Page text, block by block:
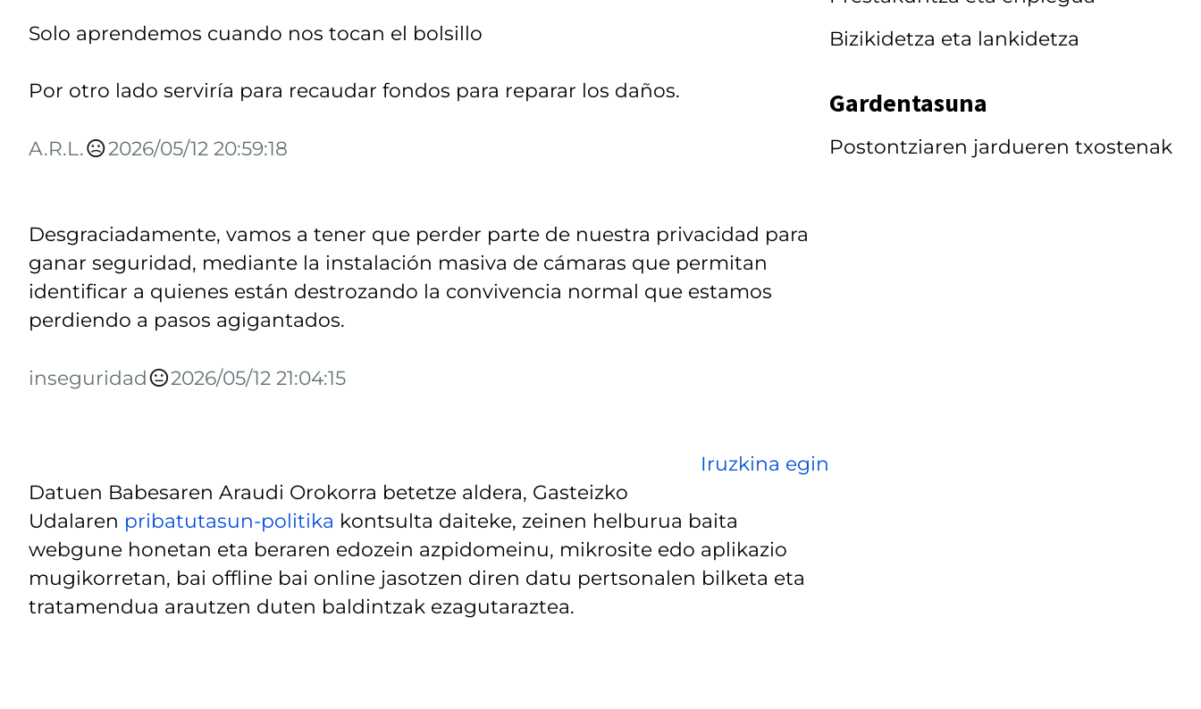
Solo aprendemos cuando nos tocan el bolsillo
Por otro lado serviría para recaudar fondos para reparar los daños.
A.R.L. 2026/05/12 20:59:18
Desgraciadamente, vamos a tener que perder parte de nuestra privacidad para
ganar seguridad, mediante la instalación masiva de cámaras que permitan
identificar a quienes están destrozando la convivencia normal que estamos
perdiendo a pasos agigantados.
inseguridad 2026/05/12 21:04:15
Iruzkina egin
Datuen Babesaren Araudi Orokorra betetze aldera, Gasteizko
Udalaren pribatutasun-politika kontsulta daiteke, zeinen helburua baita
webgune honetan eta beraren edozein azpidomeinu, mikrosite edo aplikazio
mugikorretan, bai offline bai online jasotzen diren datu pertsonalen bilketa eta
tratamendua arautzen duten baldintzak ezagutaraztea.
Bizikidetza eta lankidetza
Gardentasuna
Postontziaren jardueren txostenak